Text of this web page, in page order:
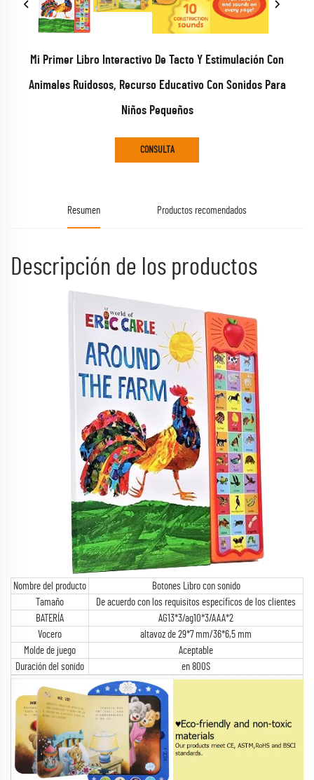
Mi Primer Libro Interactivo De Tacto Y Estimulación Con
Animales Ruidosos, Recurso Educativo Con Sonidos Para
Niños Pequeños
CONSULTA
Resumen Productos recomendados
Descripción de los productos
Nombre del producto
Botones Libro con sonido
Tamaño
De acuerdo con los requisitos específicos de los clientes
BATERÍA
AG13*3/ag10*3/AAA*2
Vocero
altavoz de 29*7 mm/36*6,5 mm
Molde de juego
Aceptable
Duración del sonido
en 800S